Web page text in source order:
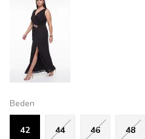
Beden
42 44 46 48